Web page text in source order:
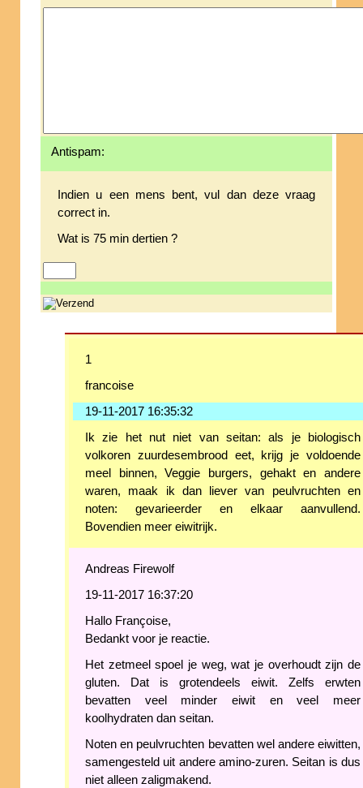
Antispam:
Indien u een mens bent, vul dan deze vraag
correct in.
Wat is 75 min dertien ?
1
francoise
19-11-2017 16:35:32
Ik zie het nut niet van seitan: als je biologisch
volkoren zuurdesembrood eet, krijg je voldoende
meel binnen, Veggie burgers, gehakt en andere
waren, maak ik dan liever van peulvruchten en
noten: gevarieerder en elkaar aanvullend.
Bovendien meer eiwitrijk.
Andreas Firewolf
19-11-2017 16:37:20
Hallo Françoise,
Bedankt voor je reactie.
Het zetmeel spoel je weg, wat je overhoudt zijn de
gluten. Dat is grotendeels eiwit. Zelfs erwten
bevatten veel minder eiwit en veel meer
koolhydraten dan seitan.
Noten en peulvruchten bevatten wel andere eiwitten,
samengesteld uit andere amino-zuren. Seitan is dus
niet alleen zaligmakend.